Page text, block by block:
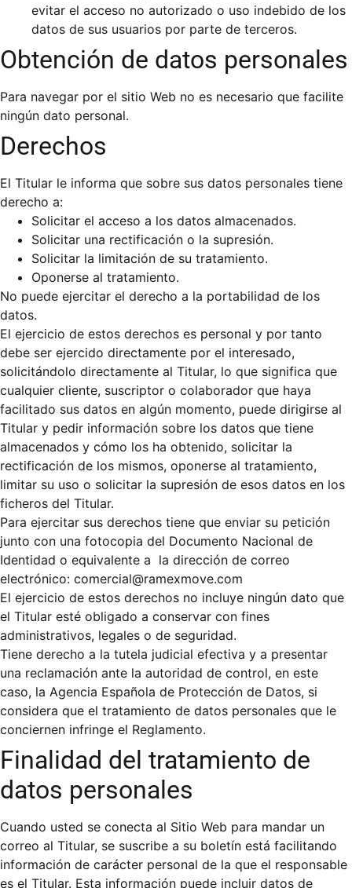
evitar el acceso no autorizado o uso indebido de los
datos de sus usuarios por parte de terceros.
Obtención de datos personales
Para navegar por el sitio Web no es necesario que facilite
ningún dato personal.
Derechos
El Titular le informa que sobre sus datos personales tiene
derecho a:
Solicitar el acceso a los datos almacenados.
Solicitar una rectificación o la supresión.
Solicitar la limitación de su tratamiento.
Oponerse al tratamiento.
No puede ejercitar el derecho a la portabilidad de los
datos.
El ejercicio de estos derechos es personal y por tanto
debe ser ejercido directamente por el interesado,
solicitándolo directamente al Titular, lo que significa que
cualquier cliente, suscriptor o colaborador que haya
facilitado sus datos en algún momento, puede dirigirse al
Titular y pedir información sobre los datos que tiene
almacenados y cómo los ha obtenido, solicitar la
rectificación de los mismos, oponerse al tratamiento,
limitar su uso o solicitar la supresión de esos datos en los
ficheros del Titular.
Para ejercitar sus derechos tiene que enviar su petición
junto con una fotocopia del Documento Nacional de
Identidad o equivalente a la dirección de correo
electrónico: comercial@ramexmove.com
El ejercicio de estos derechos no incluye ningún dato que
el Titular esté obligado a conservar con fines
administrativos, legales o de seguridad.
Tiene derecho a la tutela judicial efectiva y a presentar
una reclamación ante la autoridad de control, en este
caso, la Agencia Española de Protección de Datos, si
considera que el tratamiento de datos personales que le
conciernen infringe el Reglamento.
Finalidad del tratamiento de
datos personales
Cuando usted se conecta al Sitio Web para mandar un
correo al Titular, se suscribe a su boletín está facilitando
información de carácter personal de la que el responsable
es el Titular. Esta información puede incluir datos de